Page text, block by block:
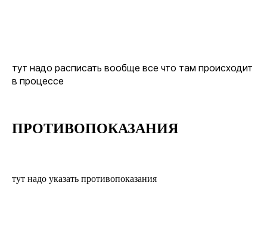
тут надо расписать вообще все что там происходит
в процессе
ПРОТИВОПО КАЗАНИЯ
тут надо указать противопоказания